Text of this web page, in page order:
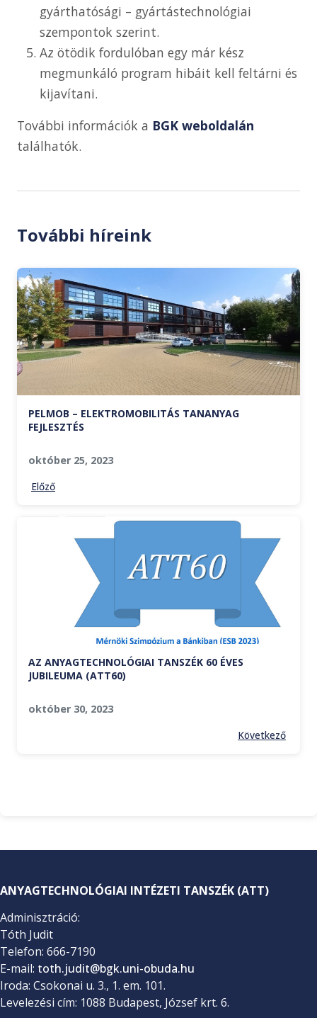
gyárthatósági – gyártástechnológiai
szempontok szerint.
Az ötödik fordulóban egy már kész
megmunkáló program hibáit kell feltárni és
kijavítani.
További információk a BGK weboldalán
találhatók.
További híreink
PELMOB – ELEKTROMOBILITÁS TANANYAG
FEJLESZTÉS
október 25, 2023
Előző
AZ ANYAGTECHNOLÓGIAI TANSZÉK 60 ÉVES
JUBILEUMA (ATT60)
október 30, 2023
Következő
ANYAGTECHNOLÓGIAI INTÉZETI TANSZÉK (ATT)
Adminisztráció:
Tóth Judit
Telefon: 666-7190
E-mail: toth.judit@bgk.uni-obuda.hu
Iroda: Csokonai u. 3., 1. em. 101.
Levelezési cím: 1088 Budapest, József krt. 6.